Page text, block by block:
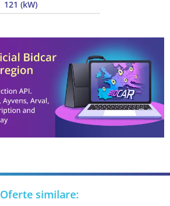
121 (kW)
Oferte similare: